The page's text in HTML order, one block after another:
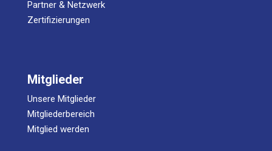
Partner & Netzwerk
Zertifizierungen
Mitglieder
Unsere Mitglieder
Mitgliederbereich
Mitglied werden